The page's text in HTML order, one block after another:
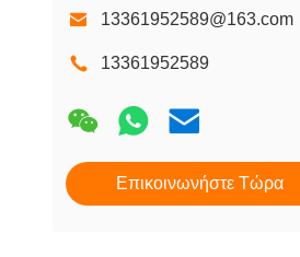
13361952589@163.com
13361952589
Επικοινωνήστε Τώρα